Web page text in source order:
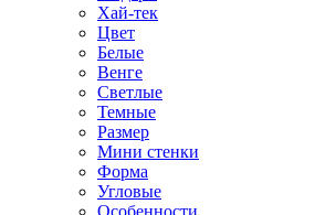
Хай-тек
Цвет
Белые
Венге
Светлые
Темные
Размер
Мини стенки
Форма
Угловые
Особенности